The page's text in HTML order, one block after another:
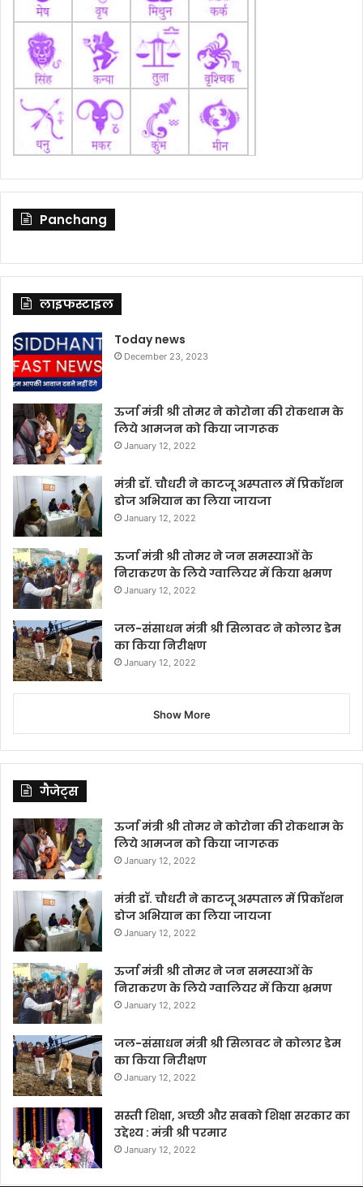
Panchang
लाइफस्टाइल
Today news
December 23, 2023
ऊर्जा मंत्री श्री तोमर ने कोरोना की रोकथाम के
लिये आमजन को किया जागरूक
January 12, 2022
मंत्री डॉ. चौधरी ने काटजू अस्पताल में प्रिकॉशन
डोज अभियान का लिया जायजा
January 12, 2022
ऊर्जा मंत्री श्री तोमर ने जन समस्याओं के
निराकरण के लिये ग्वालियर में किया भ्रमण
January 12, 2022
जल-संसाधन मंत्री श्री सिलावट ने कोलार डेम
का किया निरीक्षण
January 12, 2022
Show More
गैजेट्स
ऊर्जा मंत्री श्री तोमर ने कोरोना की रोकथाम के
लिये आमजन को किया जागरूक
January 12, 2022
मंत्री डॉ. चौधरी ने काटजू अस्पताल में प्रिकॉशन
डोज अभियान का लिया जायजा
January 12, 2022
ऊर्जा मंत्री श्री तोमर ने जन समस्याओं के
निराकरण के लिये ग्वालियर में किया भ्रमण
January 12, 2022
जल-संसाधन मंत्री श्री सिलावट ने कोलार डेम
का किया निरीक्षण
January 12, 2022
सस्ती शिक्षा, अच्छी और सबको शिक्षा सरकार का
उद्देश्य : मंत्री श्री परमार
January 12, 2022